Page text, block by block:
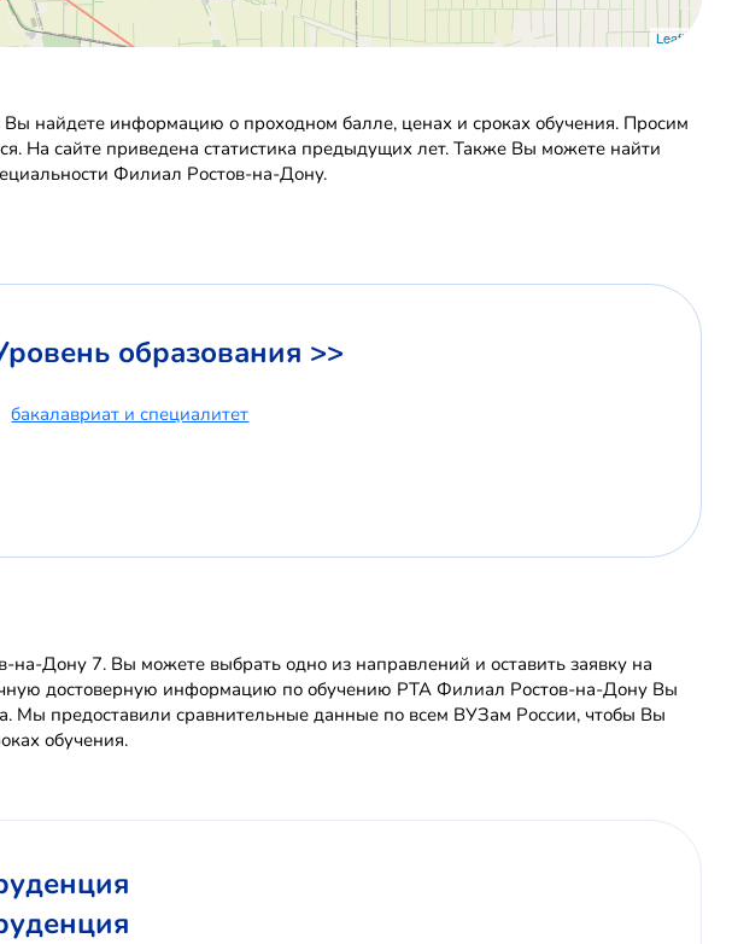
Leaflet
найдете информацию о проходном балле, ценах и сроках обучения. Просим
На сайте приведена статистика предыдущих лет. Также Вы можете найти
Филиал Ростов-на-Дону.
образования >>
бакалавриат и специалитет
Дону 7. Вы можете выбрать одно из направлений и оставить заявку на
достоверную информацию по обучению РТА Филиал Ростов-на-Дону Вы
Мы предоставили сравнительные данные по всем ВУЗам России, чтобы Вы
обучения.